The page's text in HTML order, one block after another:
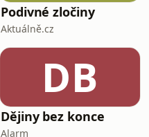
Podivné zločiny
Aktuálně.cz
DB
Dějiny bez konce
Alarm